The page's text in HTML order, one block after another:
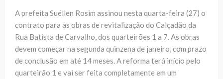
A prefeita Suéllen Rosim assinou nesta quarta-feira (27) o
contrato para as obras de revitalização do Calçadão da
Rua Batista de Carvalho, dos quarteirões 1 a 7. As obras
devem começar na segunda quinzena de janeiro, com prazo
de conclusão em até 14 meses. A reforma terá início pelo
quarteirão 1 e vai ser feita completamente em um